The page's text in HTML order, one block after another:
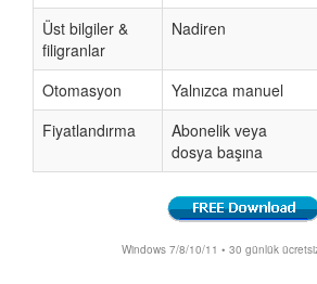
Üst bilgiler &
filigranlar
Nadiren
Otomasyon Yalnızca manuel
Fiyatlandırma
Abonelik veya
dosya başına
Windows 7/8/10/11 • 30 günlük